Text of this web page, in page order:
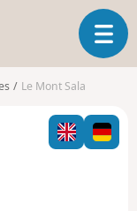
O
u
i
r
l
Le Mont Sala